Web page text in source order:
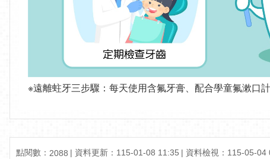
※遠離蛀牙三步驟：每天使用含氟牙膏、配合學童氟漱口
點閱數： 2088 資料更新：115-01-08 11:35 資料檢視：115-05-04